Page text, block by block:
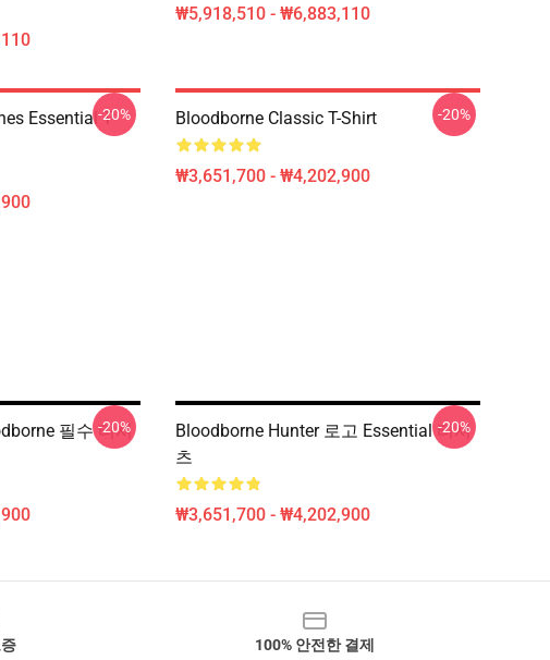
₩5,918,510 - ₩6,883,110
Essential T--20% Bloodborne Classic T-Shirt
₩3,651,700 - ₩4,202,900
-20%
필수 티셔
-20%
Bloodborne Hunter 로고 Essential 티셔
츠
₩3,651,700 - ₩4,202,900
-20%
100% 안전한 결제